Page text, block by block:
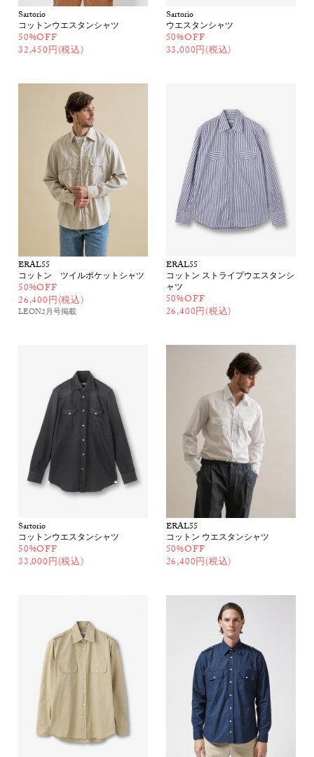
Sartorio
コットンウエスタンシャツ
50%OFF
32,450円(税込)
Sartorio
ウエスタンシャツ
50%OFF
33,000円(税込)
ERAL55
コットン ツイルポケットシャツ
50%OFF
26,400円(税込)
LEON2月号掲載
ERAL55
コットン ストライプウエスタンシ
ャツ
50%OFF
26,400円(税込)
Sartorio
コットンウエスタンシャツ
50%OFF
33,000円(税込)
ERAL55
コットン ウエスタンシャツ
50%OFF
26,400円(税込)